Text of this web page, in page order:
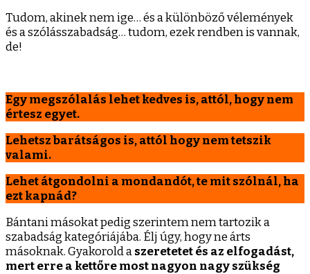
Tudom, akinek nem ige… és a különböző vélemények
és a szólásszabadság… tudom, ezek rendben is vannak,
de!
Egy megszólalás lehet kedves is, attól, hogy nem
értesz egyet.
Lehetsz barátságos is, attól hogy nem tetszik
valami.
Lehet átgondolni a mondandót, te mit szólnál, ha
ezt kapnád?
Bántani másokat pedig szerintem nem tartozik a
szabadság kategóriájába. Élj úgy, hogy ne árts
másoknak. Gyakorold aszeretetet és az elfogadást,
mert erre a kettőre most nagyon nagy szükség